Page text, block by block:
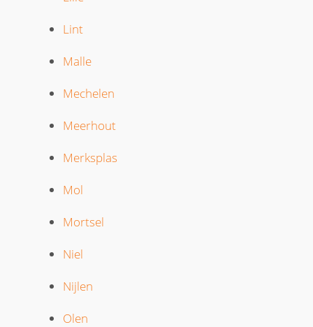
Lint
Malle
Mechelen
Meerhout
Merksplas
Mol
Mortsel
Niel
Nijlen
Olen